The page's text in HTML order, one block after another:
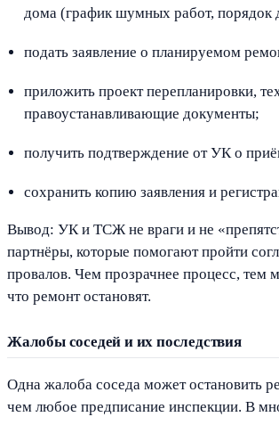
дома (график шумных работ, порядок
подать заявление о планируемом
приложить проект перепланировки,
правоустанавливающие документы;
получить подтверждение от УК о
сохранить копию заявления и
Вывод: УК и ТСЖ не враги и не
партнёры, которые помогают пройти
провалов. Чем прозрачнее процесс, тем
что ремонт остановят.
Жалобы соседей и их последствия
Одна жалоба соседа может остановить
чем любое предписание инспекции. В